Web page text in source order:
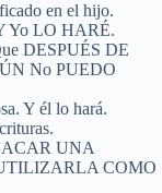
en el hijo.
Yo LO HARÉ.
DESPUÉS DE
No PUEDO
Y él lo hará.
UNA
COMO